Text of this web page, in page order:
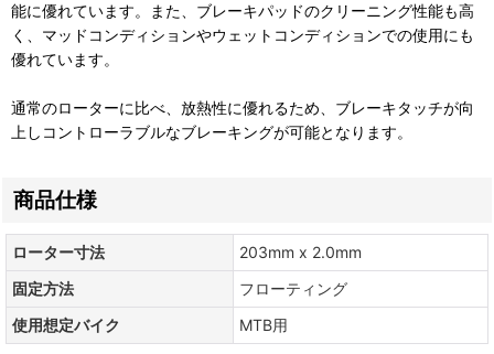
能に優れています。また、ブレーキパッドのクリーニング性能も高
く、マッドコンディションやウェットコンディションでの使用にも
優れています。
通常のローターに比べ、放熱性に優れるため、ブレーキタッチが向
上しコントローラブルなブレーキングが可能となります。
商品仕様
ローター寸法
203mm x 2.0mm
固定方法
フローティング
使用想定バイク
MTB用